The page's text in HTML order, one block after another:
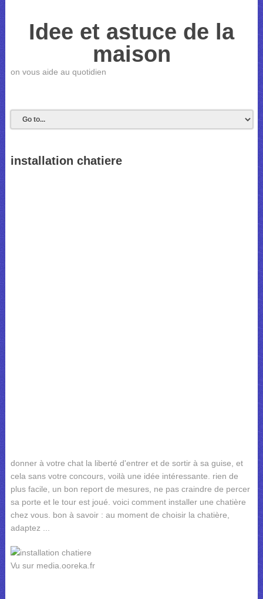
Idee et astuce de la
maison
on vous aide au quotidien
installation chatiere
donner à votre chat la liberté d'entrer et de sortir à sa guise, et
cela sans votre concours, voilà une idée intéressante. rien de
plus facile, un bon report de mesures, ne pas craindre de percer
sa porte et le tour est joué. voici comment installer une chatière
chez vous. bon à savoir : au moment de choisir la chatière,
adaptez ...
Vu sur media.ooreka.fr